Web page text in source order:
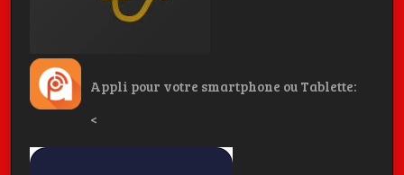
Appli pour votre smartphone ou Tablette:
<